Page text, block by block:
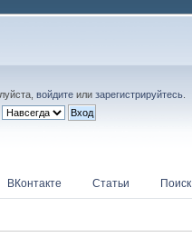
войдите илизарегистрируйтесь
ВКонтакте Статьи Поиск